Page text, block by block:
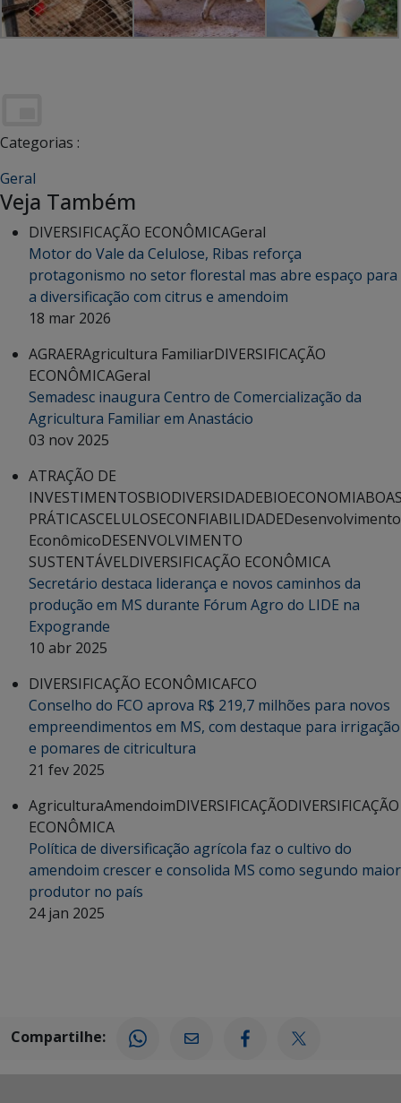
Categorias :
Geral
Veja Também
DIVERSIFICAÇÃO ECONÔMICAGeral
Motor do Vale da Celulose, Ribas reforça
protagonismo no setor florestal mas abre espaço para
a diversificação com citrus e amendoim
18 mar 2026
AGRAERAgricultura FamiliarDIVERSIFICAÇÃO
ECONÔMICAGeral
Semadesc inaugura Centro de Comercialização da
Agricultura Familiar em Anastácio
03 nov 2025
ATRAÇÃO DE
INVESTIMENTOSBIODIVERSIDADEBIOECONOMIA
PRÁTICASCELULOSECONFIABILIDADEDesenvolvimento
EconômicoDESENVOLVIMENTO
SUSTENTÁVELDIVERSIFICAÇÃO ECONÔMICA
Secretário destaca liderança e novos caminhos da
produção em MS durante Fórum Agro do LIDE na
Expogrande
10 abr 2025
DIVERSIFICAÇÃO ECONÔMICAFCO
Conselho do FCO aprova R$ 219,7 milhões para novos
empreendimentos em MS, com destaque para irrigação
e pomares de citricultura
21 fev 2025
AgriculturaAmendoimDIVERSIFICAÇÃODIVERSIFICAÇÃO
ECONÔMICA
Política de diversificação agrícola faz o cultivo do
amendoim crescer e consolida MS como segundo maior
produtor no país
24 jan 2025
Compartilhe: